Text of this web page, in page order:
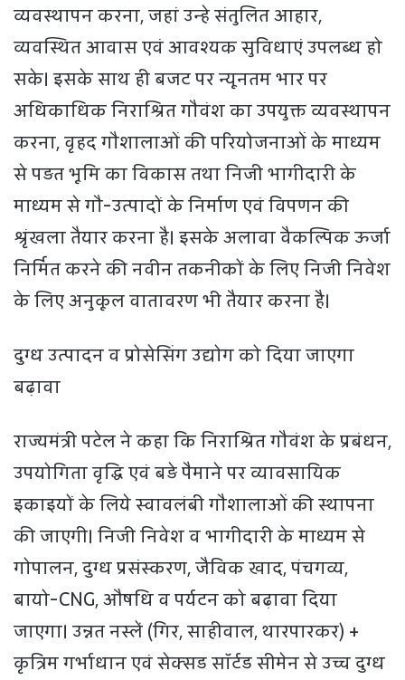
व्यवस्थापन करना, जहां उन्हे संतुलित आहार,
व्यवस्थित आवास एवं आवश्यक सुविधाएं उपलब्ध हो
सके। इसके साथ ही बजट पर न्यूनतम भार पर
अधिकाधिक निराश्रित गौवंश का उपयुक्त व्यवस्थापन
करना, वृहद गौशालाओं की परियोजनाओं के माध्यम
से पड़त भूमि का विकास तथा निजी भागीदारी के
माध्यम से गौ-उत्पादों के निर्माण एवं विपणन की
श्रृंखला तैयार करना है। इसके अलावा वैकल्पिक ऊर्जा
निर्मित करने की नवीन तकनीकों के लिए निजी निवेश
के लिए अनुकूल वातावरण भी तैयार करना है।
दुग्ध उत्पादन व प्रोसेसिंग उद्योग को दिया जाएगा
बढ़ावा
राज्यमंत्री पटेल ने कहा कि निराश्रित गौवंश के प्रबंधन,
उपयोगिता वृद्धि एवं बड़े पैमाने पर व्यावसायिक
इकाइयों के लिये स्वावलंबी गौशालाओं की स्थापना
की जाएगी। निजी निवेश व भागीदारी के माध्यम से
गोपालन, दुग्ध प्रसंस्करण, जैविक खाद, पंचगव्य,
बायो-CNG, औषधि व पर्यटन को बढ़ावा दिया
जाएगा। उन्नत नस्लें (गिर, साहीवाल, थारपारकर) +
कृत्रिम गर्भाधान एवं सेक्सड सॉर्टड सीमेन से उच्च दुग्ध